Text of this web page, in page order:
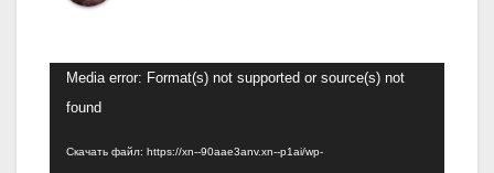
Видеоплеер
Media error: Format(s) not supported or source(s) not
found
Скачать файл: https://xn--90aae3anv.xn--p1ai/wp-